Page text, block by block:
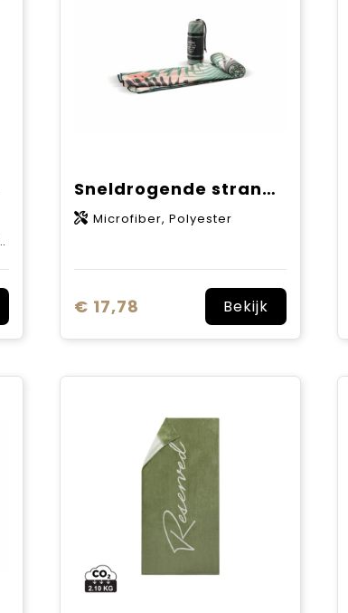
Sneldrogende strandhanddoek met custom-made print en tas
Microfiber, Polyester
€ 17,78 Bekijk